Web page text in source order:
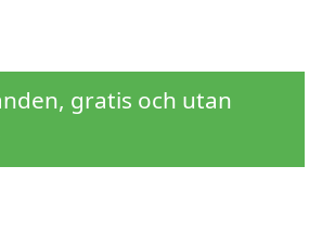
gratis och utan